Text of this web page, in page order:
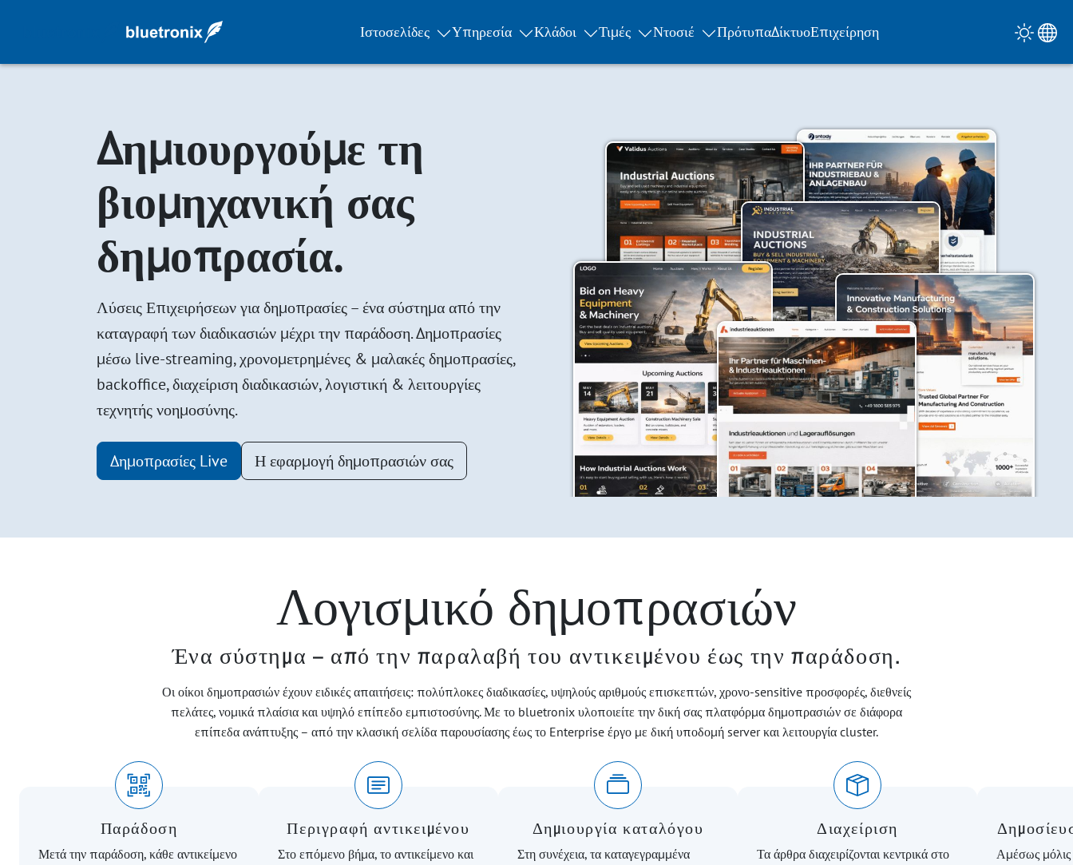
Ιστοσελίδες Υπηρεσία Κλάδοι Τιμές Ντοσιέ ΠρότυπαΔίκτυοΕπιχείρηση
Δημιουργούμε τη
βιομηχανική σας
δημοπρασία.
Λύσεις Επιχειρήσεων για δημοπρασίες – ένα σύστημα από την
καταγραφή των διαδικασιών μέχρι την παράδοση. Δημοπρασίες
μέσω live-streaming, χρονομετρημένες & μαλακές δημοπρασίες,
backoffice, διαχείριση διαδικασιών, λογιστική & λειτουργίες
τεχνητής νοημοσύνης.
Δημοπρασίες Live Η εφαρμογή δημοπρασιών σας
Λογισμικό δημοπρασιών
Ένα σύστημα – από την παραλαβή του αντικειμένου έως την παράδοση.
Οι οίκοι δημοπρασιών έχουν ειδικές απαιτήσεις: πολύπλοκες διαδικασίες, υψηλούς αριθμούς επισκεπτών, χρονο-sensitive προσφορές, διεθνείς
πελάτες, νομικά πλαίσια και υψηλό επίπεδο εμπιστοσύνης. Με το bluetronix υλοποιείτε την δική σας πλατφόρμα δημοπρασιών σε διάφορα
επίπεδα ανάπτυξης – από την κλασική σελίδα παρουσίασης έως το Enterprise έργο με δική υποδομή server και λειτουργία cluster.
Παράδοση
Μετά την παράδοση, κάθε αντικείμενο
Περιγραφή αντικειμένου
Στο επόμενο βήμα, το αντικείμενο και
Δημιουργία καταλόγου
Στη συνέχεια, τα καταγεγραμμένα
Διαχείριση
Τα άρθρα διαχειρίζονται κεντρικά στο
Αμέσως μόλις